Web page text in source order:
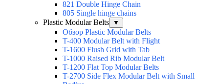
821 Double Hinge Chain
805 Single hinge chains
Plastic Modular Belts
▼
Обзор Plastic Modular Belts
T-400 Modular Belt with Flight
T-1600 Flush Grid with Tab
T-1000 Raised Rib Modular Belt
T-1200 Flat Top Modular Belts
T-2700 Side Flex Modular Belt with Small